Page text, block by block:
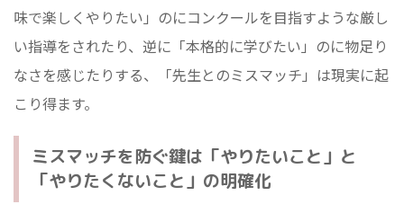
味で楽しくやりたい」のにコンクールを目指すような厳し
い指導をされたり、逆に「本格的に学びたい」のに物足り
なさを感じたりする、「先生とのミスマッチ」は現実に起
こり得ます。
ミスマッチを防ぐ鍵は「やりたいこと」と
「やりたくないこと」の明確化